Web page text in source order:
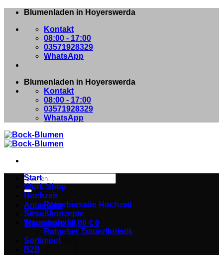
Zum
springen
Blumenladen in Hoyerswerda
Kontakt
08:00 - 17:00
03571928329
WhatsApp
Blumenladen in Hoyerswerda
Kontakt
08:00 - 17:00
03571928329
WhatsApp
Suchen
nach:
Anmelden
Warenkorb /0,00 € 0
Start
Work Shop
Hochzeit
Ratgeberseite Hochzeit
Straußkonzepte
Trauergalerie
Ratgeber Trauerfloristik
Sortiment
B2B